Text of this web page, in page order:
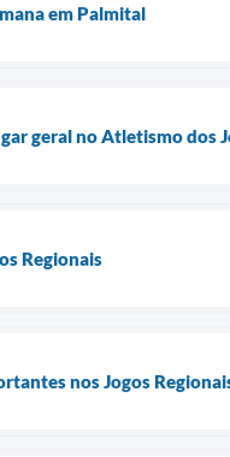
em Palmital
geral no Atletismo dos
Regionais
nos Jogos